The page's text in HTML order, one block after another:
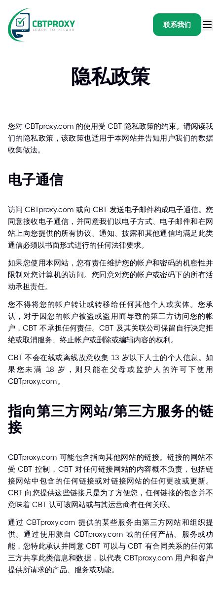
联系我们
隐私政策
您对 CBTproxy.com 的使用受 CBT 隐私政策的约束。请阅读我
们的隐私政策，该政策也适用于本网站并告知用户我们的数据
收集做法。
电子通信
访问 CBTproxy.com 或向 CBT 发送电子邮件构成电子通信。您
同意接收电子通信，并同意我们以电子方式、电子邮件和在网
站上向您提供的所有协议、通知、披露和其他通信均满足此类
通信必须以书面形式进行的任何法律要求。
如果您使用本网站，您有责任维护您的帐户和密码的机密性并
限制对您计算机的访问。您同意对您的帐户或密码下的所有活
动承担责任。
您不得将您的帐户转让或转移给任何其他个人或实体。您承
认，对于因您的帐户被盗或盗用而导致的第三方访问您的帐
户，CBT 不承担任何责任。CBT 及其关联公司保留自行决定拒
绝或取消服务、终止帐户或删除或编辑内容的权利。
CBT 不会在线或离线故意收集 13 岁以下人士的个人信息。如
果您未满 18 岁，则只能在父母或监护人的许可下使用
CBTproxy.com。
指向第三方网站/第三方服务的链
接
CBTproxy.com 可能包含指向其他网站的链接。链接的网站不
受 CBT 控制，CBT 对任何链接网站的内容概不负责，包括链
接网站中包含的任何链接或对链接网站的任何更改或更新。
CBT 向您提供这些链接只是为了方便您，任何链接的包含并不
意味着 CBT 认可该网站或与其运营商有任何关联。
通过 CBTproxy.com 提供的某些服务由第三方网站和组织提
供。通过使用源自 CBTproxy.com 域的任何产品、服务或功
能，您特此承认并同意 CBT 可以与 CBT 有合同关系的任何第
三方共享此类信息和数据，以代表 CBTproxy.com 用户和客户
提供所请求的产品、服务或功能。